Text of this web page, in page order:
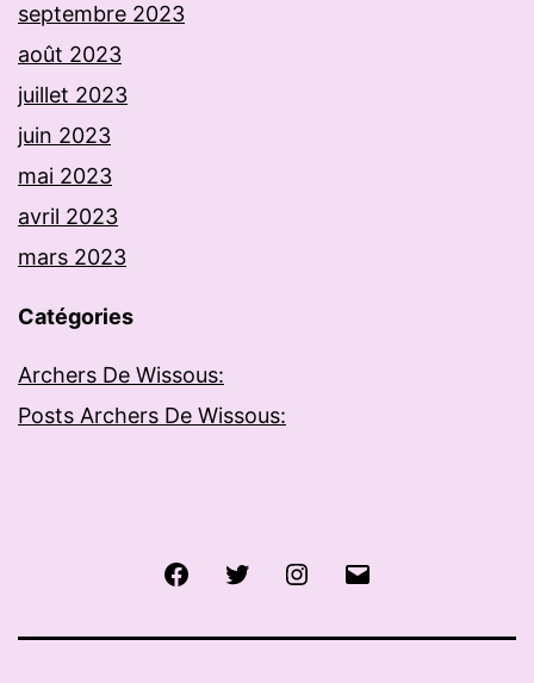
septembre 2023
août 2023
juillet 2023
juin 2023
mai 2023
avril 2023
mars 2023
Catégories
Archers De Wissous:
Posts Archers De Wissous:
FacebookTwitter Instagram